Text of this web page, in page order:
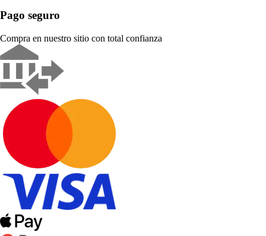
Pago seguro
Compra en nuestro sitio con total confianza